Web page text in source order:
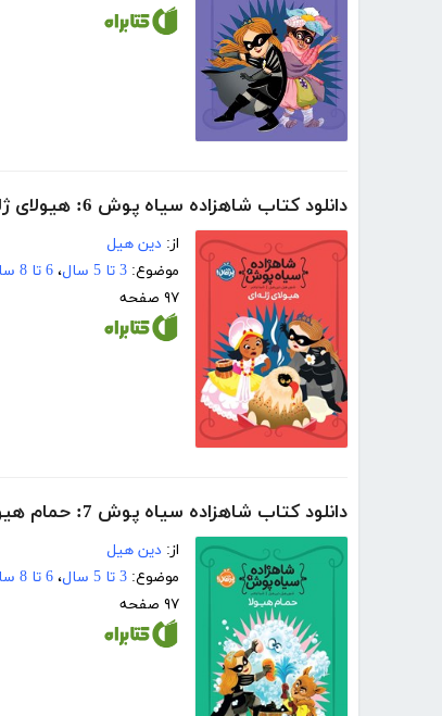
دانلود کتاب شاهزاده سیاه پوش 6: هیولای ژله‌ای
از: دین هیل
موضوع: 3 تا 5 سال ، 6 تا 8 سال
۹۷ صفحه
دانلود کتاب شاهزاده سیاه پوش 7: حمام هیولا
از: دین هیل
موضوع: 3 تا 5 سال ، 6 تا 8 سال
۹۷ صفحه